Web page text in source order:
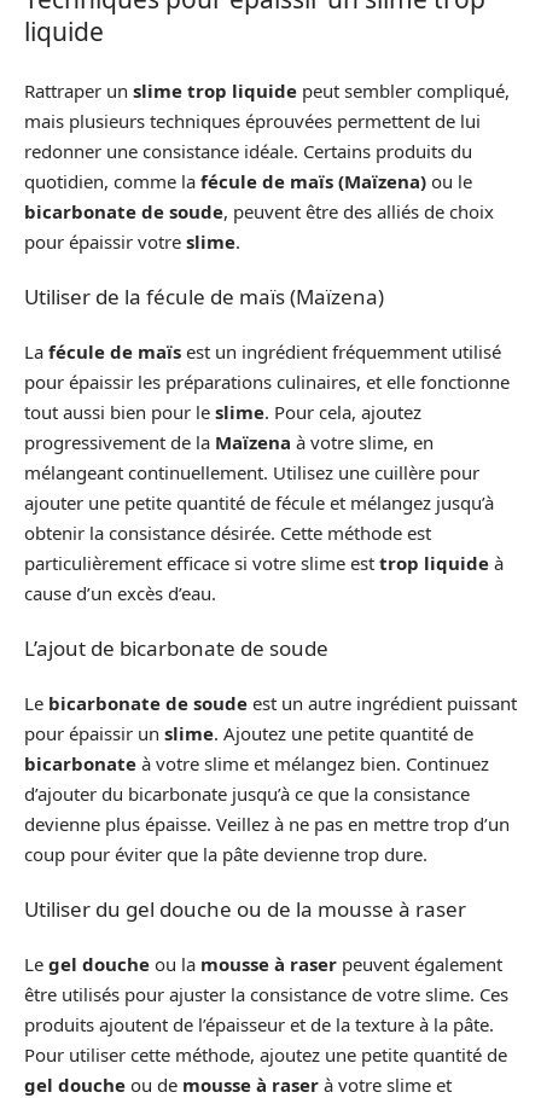
liquide
Rattraper un slime trop liquide peut sembler compliqué,
mais plusieurs techniques éprouvées permettent de lui
redonner une consistance idéale. Certains produits du
quotidien, comme la fécule de maïs (Maïzena) ou le
bicarbonate de soude, peuvent être des alliés de choix
pour épaissir votre slime.
Utiliser de la fécule de maïs (Maïzena)
La fécule de maïs est un ingrédient fréquemment utilisé
pour épaissir les préparations culinaires, et elle fonctionne
tout aussi bien pour le slime. Pour cela, ajoutez
progressivement de la Maïzena à votre slime, en
mélangeant continuellement. Utilisez une cuillère pour
ajouter une petite quantité de fécule et mélangez jusqu’à
obtenir la consistance désirée. Cette méthode est
particulièrement efficace si votre slime est trop liquide à
cause d’un excès d’eau.
L’ajout de bicarbonate de soude
Le bicarbonate de soude est un autre ingrédient puissant
pour épaissir un slime. Ajoutez une petite quantité de
bicarbonate à votre slime et mélangez bien. Continuez
d’ajouter du bicarbonate jusqu’à ce que la consistance
devienne plus épaisse. Veillez à ne pas en mettre trop d’un
coup pour éviter que la pâte devienne trop dure.
Utiliser du gel douche ou de la mousse à raser
Le gel douche ou la mousse à raser peuvent également
être utilisés pour ajuster la consistance de votre slime. Ces
produits ajoutent de l’épaisseur et de la texture à la pâte.
Pour utiliser cette méthode, ajoutez une petite quantité de
gel douche ou de mousse à raser à votre slime et